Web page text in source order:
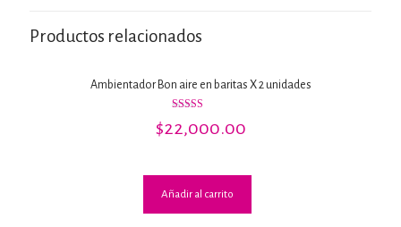
Productos relacionados
Ambientador Bon aire en baritas X 2 unidades
con
$22,000.00
Añadir al carrito